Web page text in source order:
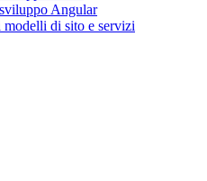
Angular
di sito e servizi